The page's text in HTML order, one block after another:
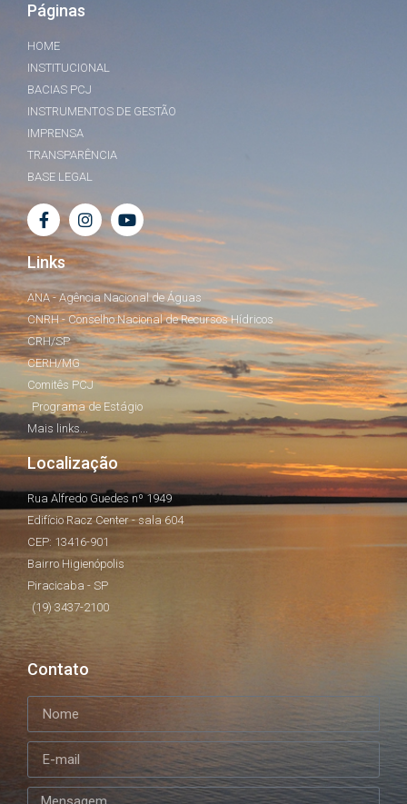
Páginas
HOME
INSTITUCIONAL
BACIAS PCJ
INSTRUMENTOS DE GESTÃO
IMPRENSA
TRANSPARÊNCIA
BASE LEGAL
Links
ANA - Agência Nacional de Águas
CNRH - Conselho Nacional de Recursos Hídricos
CRH/SP
CERH/MG
Comitês PCJ
Programa de Estágio
Mais links...
Localização
Rua Alfredo Guedes nº 1949
Edifício Racz Center - sala 604
CEP: 13416-901
Bairro Higienópolis
Piracicaba - SP
(19) 3437-2100
Contato